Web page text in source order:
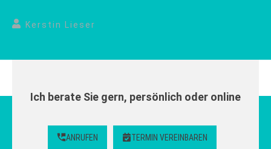
Kerstin Lieser
Ich berate Sie gern, persönlich oder online
ANRUFEN TERMIN VEREINBAREN